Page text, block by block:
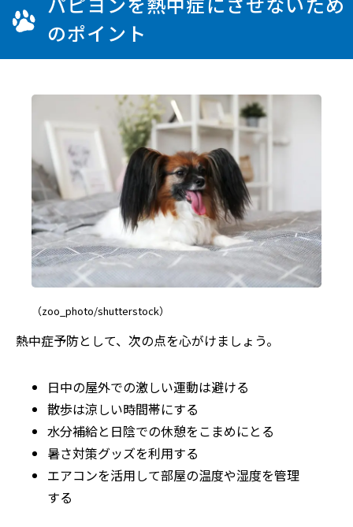
のポイント
（zoo_photo/shutterstock）
熱中症予防として、次の点を心がけましょう。
日中の屋外での激しい運動は避ける
散歩は涼しい時間帯にする
水分補給と日陰での休憩をこまめにとる
暑さ対策グッズを利用する
エアコンを活用して部屋の温度や湿度を管理
する